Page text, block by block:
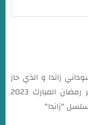
زاندا و الذي حاز
على أعلى نسبة مشاهدة خلال شهر رمضان المبارك 2023
"زاندا"